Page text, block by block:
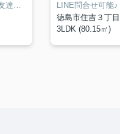
LINE問合せ可能♪ @340ahxacで友達検索して下さい
徳島市住吉３丁目
3LDK (80.15㎡)